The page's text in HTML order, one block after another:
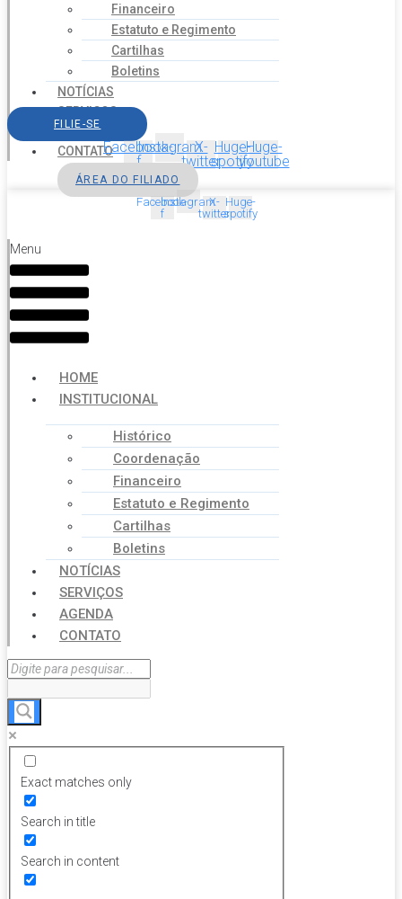
Financeiro
Estatuto e Regimento
Cartilhas
Boletins
NOTÍCIAS
SERVIÇOS
AGENDA
CONTATO
FILIE-SE
Facebook-
f
InstagramX-
twitter
Huge-
spotify
Huge-
youtube
ÁREA DO FILIADO
Facebook-
f
InstagramX-
twitter
Huge-
spotify
Menu
HOME
INSTITUCIONAL
Histórico
Coordenação
Financeiro
Estatuto e Regimento
Cartilhas
Boletins
NOTÍCIAS
SERVIÇOS
AGENDA
CONTATO
Exact matches only
Search in title
Search in content